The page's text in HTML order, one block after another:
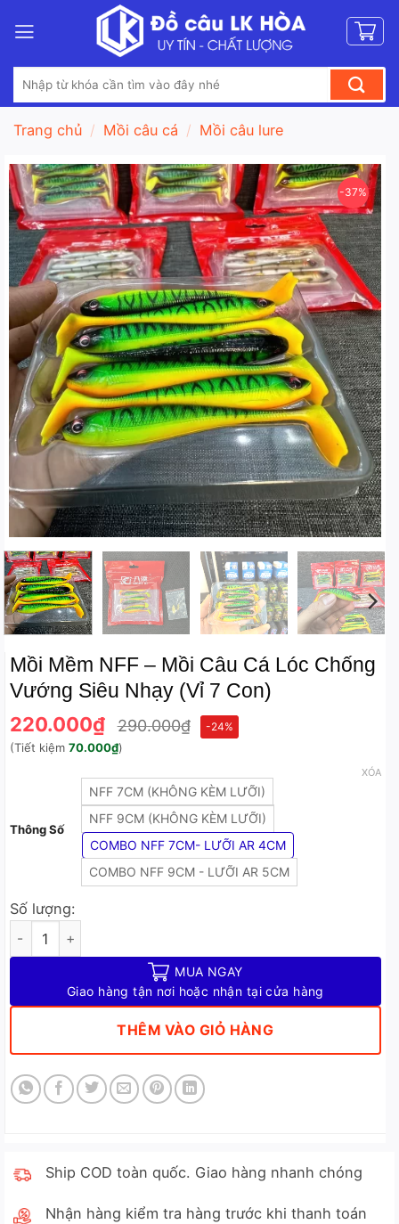
qua
dung
kiếm:
Trang chủ / Mồi câu cá / Mồi câu lure
-37%
Mồi Mềm NFF – Mồi Câu Cá Lóc Chống
Vướng Siêu Nhạy (Vỉ 7 Con)
220.000₫ 290.000₫ -24%
(Tiết kiệm 70.000₫)
Thông Số
NFF 7CM (KHÔNG KÈM LƯỠI)
NFF 9CM (KHÔNG KÈM LƯỠI)
COMBO NFF 7CM- LƯỠI AR 4CM
COMBO NFF 9CM - LƯỠI AR 5CM
XÓA
Số lượng:
MUA NGAY
Giao hàng tận nơi hoặc nhận tại cửa hàng
THÊM VÀO GIỎ HÀNG
Ship COD toàn quốc. Giao hàng nhanh chóng
Nhận hàng kiểm tra hàng trước khi thanh toán